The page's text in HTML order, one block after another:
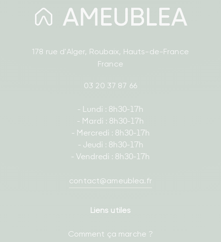
178 rue d'Alger, Roubaix, Hauts-de-France
France
03 20 37 87 66
- Lundi : 8h30-17h
- Mardi : 8h30-17h
- Mercredi : 8h30-17h
- Jeudi : 8h30-17h
- Vendredi : 8h30-17h
contact@ameublea.fr
Liens utiles
Comment ça marche ?